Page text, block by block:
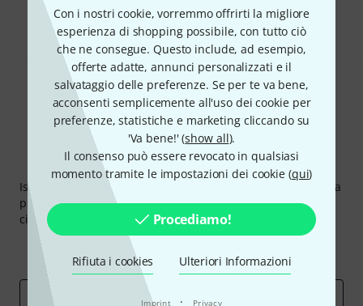
Con i nostri cookie, vorremmo offrirti la migliore
esperienza di shopping possibile, con tutto ciò
che ne consegue. Questo include, ad esempio,
offerte adatte, annunci personalizzati e il
salvataggio delle preferenze. Se per te va bene,
acconsenti semplicemente all'uso dei cookie per
preferenze, statistiche e marketing cliccando su
'Va bene!' (show all).
Il consenso può essere revocato in qualsiasi
momento tramite le impostazioni dei cookie (qui)
Procediamo!
Rifiuta i cookies Ulteriori Informazioni
Imprint · Privacy
Condividi Aiuto e Commenti
Thomann Newsletter
Iscriviti alla newsletter di Thomann, e con un po' di fortuna
potrai vincere uno dei 50 buoni del valore di 50 euro
ciascuno!
Contributi d'ispirazione
Approfondimenti Thomann